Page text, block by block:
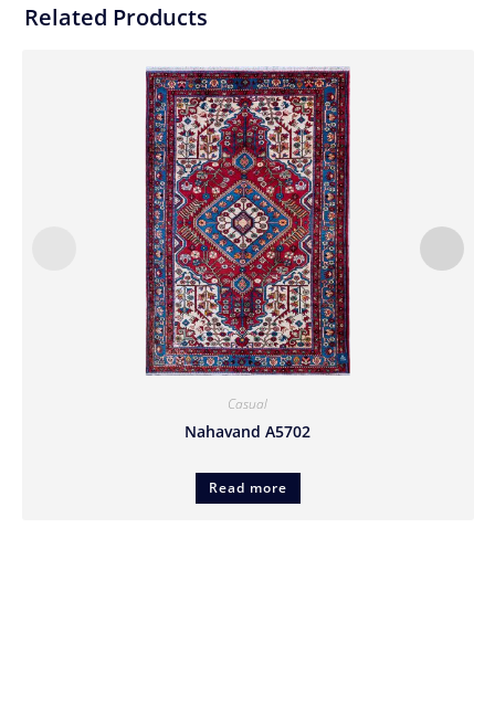
Related Products
Casual
Nahavand A5702
Read more